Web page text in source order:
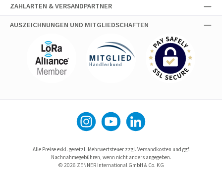
ZAHLARTEN & VERSANDPARTNER
AUSZEICHNUNGEN UND MITGLIEDSCHAFTEN
Instagram YouTube LinkedIn
Alle Preise exkl. gesetzl. Mehrwertsteuer zzgl. Versandkosten und ggf.
Nachnahmegebühren, wenn nicht anders angegeben.
© 2026 ZENNER International GmbH & Co. KG